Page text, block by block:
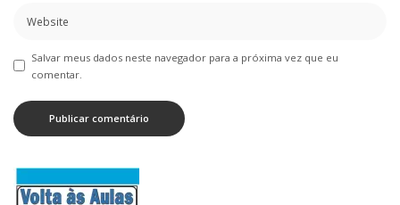
Salvar meus dados neste navegador para a próxima vez que eu
comentar.